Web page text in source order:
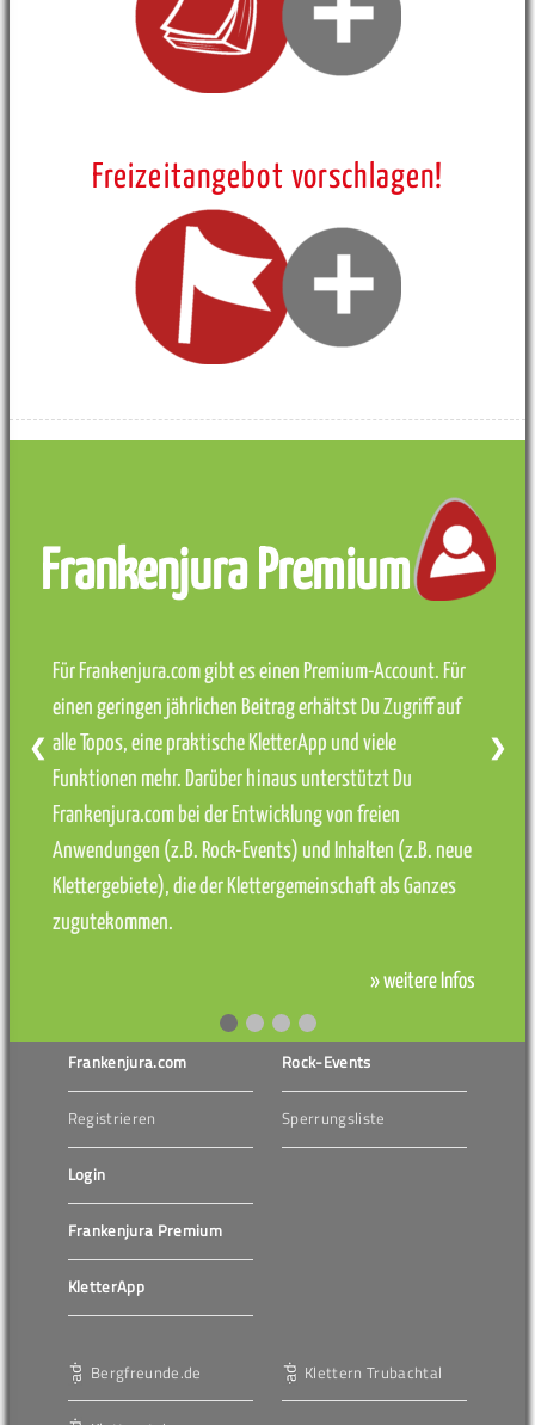
Freizeitangebot vorschlagen!
Frankenjura Premium
Für Frankenjura.com gibt es einen Premium-Account. Für
einen geringen jährlichen Beitrag erhältst Du Zugriff auf
alle Topos, eine praktische KletterApp und viele
Funktionen mehr. Darüber hinaus unterstützt Du
Frankenjura.com bei der Entwicklung von freien
Anwendungen (z.B. Rock-Events) und Inhalten (z.B. neue
Klettergebiete), die der Klettergemeinschaft als Ganzes
zugutekommen.
» weitere Infos
❮ ❯
Frankenjura.com
Registrieren
Login
Frankenjura Premium
KletterApp
Rock-Events
Sperrungsliste
Bergfreunde.de Klettern Trubachtal